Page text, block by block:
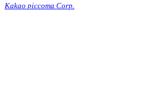
Kakao piccoma Corp.